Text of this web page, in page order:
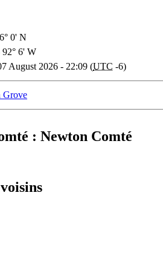
0' N
6' W
August 2026 - 22:09 (UTC -6)
Grove
: Newton Comté